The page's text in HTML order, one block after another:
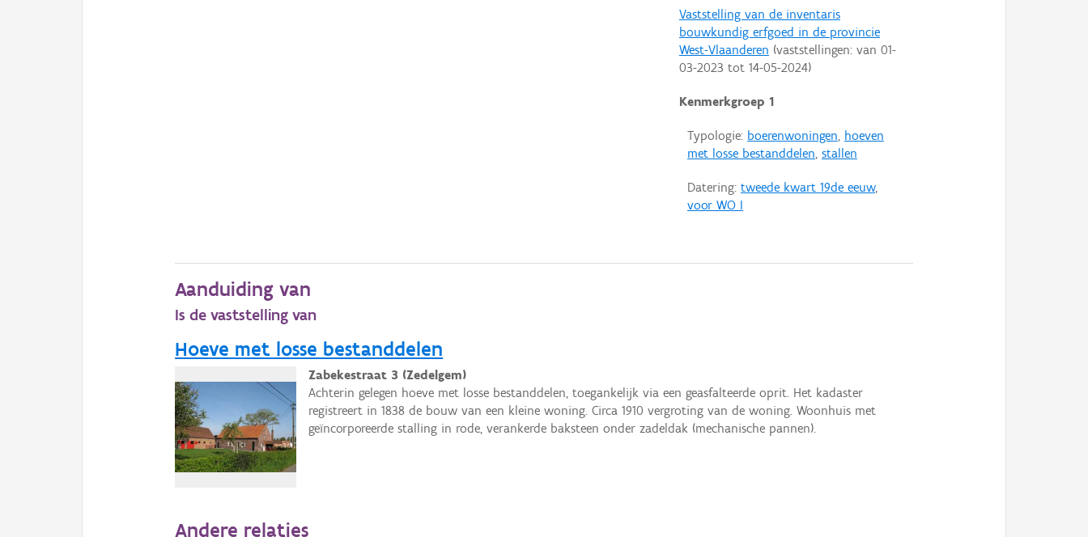
Vaststelling van de inventaris
bouwkundig erfgoed in de provincie
West-Vlaanderen (vaststellingen: van 01-
03-2023 tot 14-05-2024)
Kenmerkgroep 1
Typologie: boerenwoningen, hoeven
met losse bestanddelen, stallen
Datering: tweede kwart 19de eeuw,
voor WO I
Aanduiding van
Is de vaststelling van
Hoeve met losse bestanddelen
Zabekestraat 3 (Zedelgem)
Achterin gelegen hoeve met losse bestanddelen, toegankelijk via een geasfalteerde oprit. Het kadaster
registreert in 1838 de bouw van een kleine woning. Circa 1910 vergroting van de woning. Woonhuis met
geïncorporeerde stalling in rode, verankerde baksteen onder zadeldak (mechanische pannen).
Andere relaties